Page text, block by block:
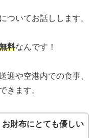
ついてお話しします。
料なんです！
迎や空港内での食事、
きます。
お財布にとても優しい